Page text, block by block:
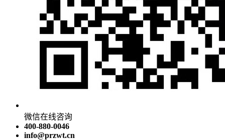
微信在线咨询
400-880-0046
info@przwt.cn